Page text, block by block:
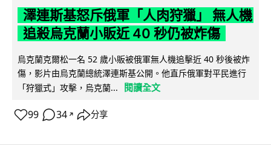
澤連斯基怒斥俄軍「人肉狩獵」 無人機
追殺烏克蘭小販近 40 秒仍被炸傷
烏克蘭克爾松一名 52 歲小販被俄軍無人機追擊近 40 秒後被炸
傷，影片由烏克蘭總統澤連斯基公開。他直斥俄軍對平民進行
「狩獵式」攻擊，烏克蘭...
閱讀全文
99 34 ↗ 分享